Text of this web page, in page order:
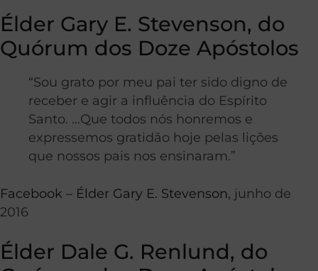
Élder Gary E. Stevenson, do
Quórum dos Doze Apóstolos
“Sou grato por meu pai ter sido digno de
receber e agir a influência do Espírito
Santo. …Que todos nós honremos e
expressemos gratidão hoje pelas lições
que nossos pais nos ensinaram.”
Facebook – Élder Gary E. Stevenson, junho de
2016
Élder Dale G. Renlund, do